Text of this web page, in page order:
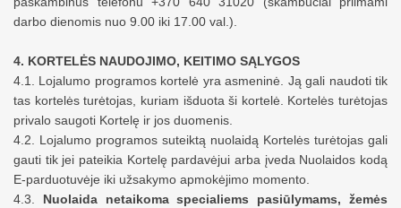
darbo dienomis nuo 9.00 iki 17.00 val.).
4. KORTELĖS NAUDOJIMO, KEITIMO SĄLYGOS
4.1. Lojalumo programos kortelė yra asmeninė. Ją gali naudoti tik
tas kortelės turėtojas, kuriam išduota ši kortelė. Kortelės turėtojas
privalo saugoti Kortelę ir jos duomenis.
4.2. Lojalumo programos suteiktą nuolaidą Kortelės turėtojas gali
gauti tik jei pateikia Kortelę pardavėjui arba įveda Nuolaidos kodą
E-parduotuvėje iki užsakymo apmokėjimo momento
4.3. Nuolaida netaikoma specialiems pasiūlymams, žemės